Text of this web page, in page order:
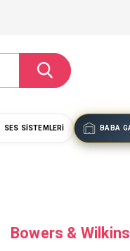
SES SISTEMLERI BABA
Bowers & Wilkins